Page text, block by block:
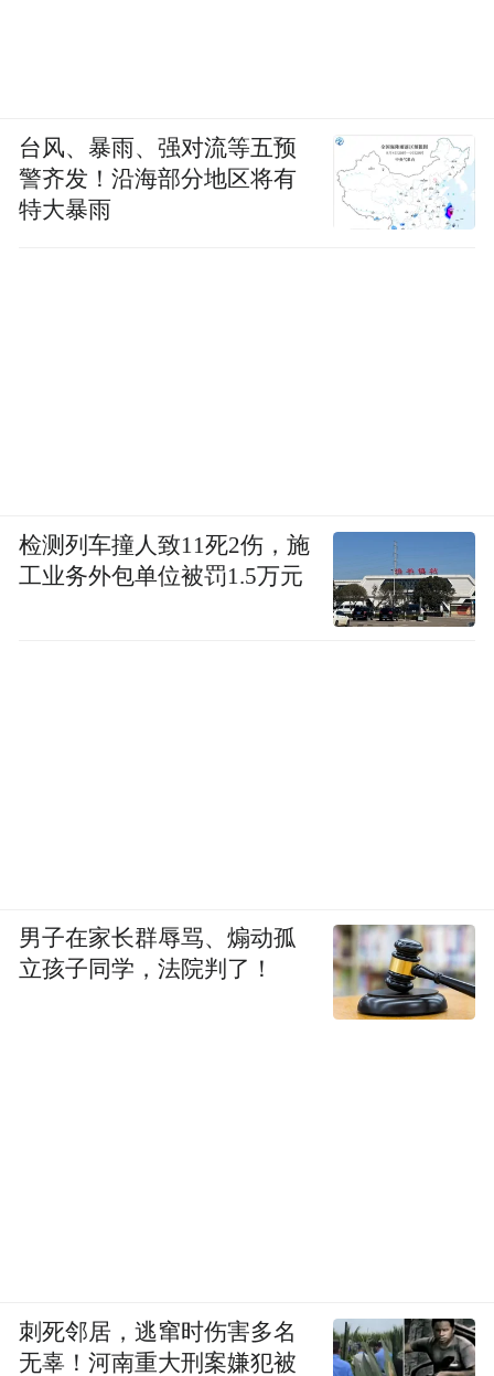
台风、暴雨、强对流等五预
警齐发！沿海部分地区将有
特大暴雨
检测列车撞人致11死2伤，施
工业务外包单位被罚1.5万元
男子在家长群辱骂、煽动孤
立孩子同学，法院判了！
刺死邻居，逃窜时伤害多名
无辜！河南重大刑案嫌犯被